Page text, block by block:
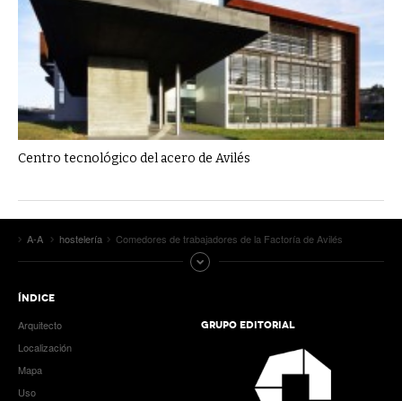
Centro tecnológico del acero de Avilés
A-A hostelería Comedores de trabajadores de la Factoría de Avilés
ÍNDICE
Arquitecto
Localización
Mapa
Uso
GRUPO EDITORIAL